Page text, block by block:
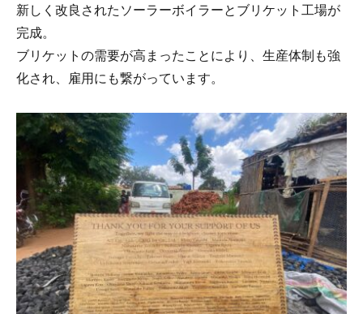
新しく改良されたソーラーボイラーとブリケット工場が
完成。
ブリケットの需要が高まったことにより、生産体制も強
化され、雇用にも繋がっています。